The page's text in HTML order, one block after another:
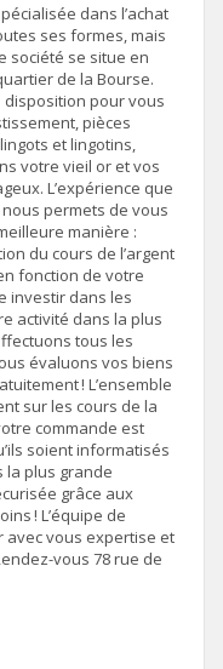
dans l’achat
ses formes, mais
société se situe en
de la Bourse.
disposition pour vous
pièces
et lingotins,
votre vieil or et vos
L’expérience que
permets de vous
manière :
du cours de l’argent
fonction de votre
investir dans les
activité dans la plus
tous les
évaluons vos biens
! L’ensemble
sur les cours de la
commande est
soient informatisés
la plus grande
grâce aux
! L’équipe de
avec vous expertise et
vous 78 rue de